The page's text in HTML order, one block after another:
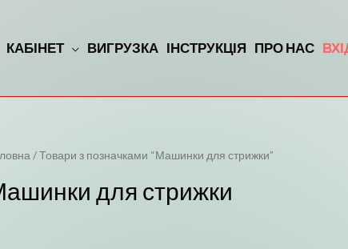
КАБІНЕТ ВИГРУЗКА ІНСТРУКЦІЯ ПРО НАС
/ Товари з позначками “Машинки для стрижки”
для стрижки